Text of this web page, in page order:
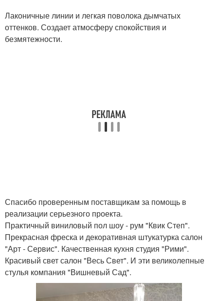
Лаконичные линии и легкая поволока дымчатых
оттенков. Создает атмосферу спокойствия и
безмятежности.
Спасибо проверенным поставщикам за помощь в
реализации серьезного проекта.
Практичный виниловый пол шоу - рум "Квик Степ".
Прекрасная фреска и декоративная штукатурка салон
"Арт - Сервис". Качественная кухня студия "Рими".
Красивый свет салон "Весь Свет". И эти великолепные
стулья компания "Вишневый Сад".